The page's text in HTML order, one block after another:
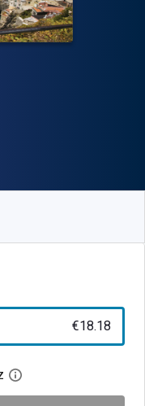
13 9781609521219"
€18.18
Digitalen